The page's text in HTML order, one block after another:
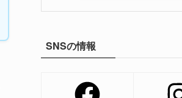
SNSの情報